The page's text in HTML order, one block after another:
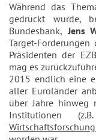
Während das
gedrückt wurde,
Bundesbank, Jens
Target-
Präsidenten der
mag es
2015 endlich eine
aller Euroländer
über Jahre hinweg
Institutionen